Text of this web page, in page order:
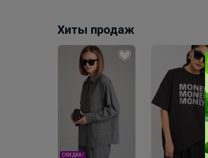
Хиты продаж
СКИДКА !